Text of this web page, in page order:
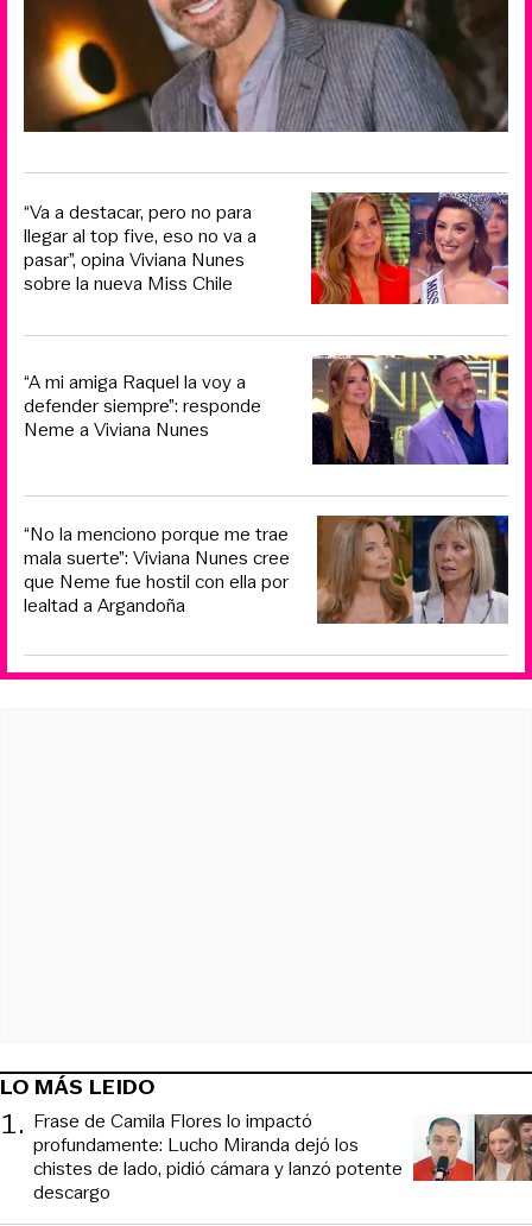
“Va a destacar, pero no para
llegar al top five, eso no va a
pasar”, opina Viviana Nunes
sobre la nueva Miss Chile
“A mi amiga Raquel la voy a
defender siempre”: responde
Neme a Viviana Nunes
“No la menciono porque me trae
mala suerte”: Viviana Nunes cree
que Neme fue hostil con ella por
lealtad a Argandoña
LO MÁS LEIDO
1. Frase de Camila Flores lo impactó
profundamente: Lucho Miranda dejó los
chistes de lado, pidió cámara y lanzó potente
descargo